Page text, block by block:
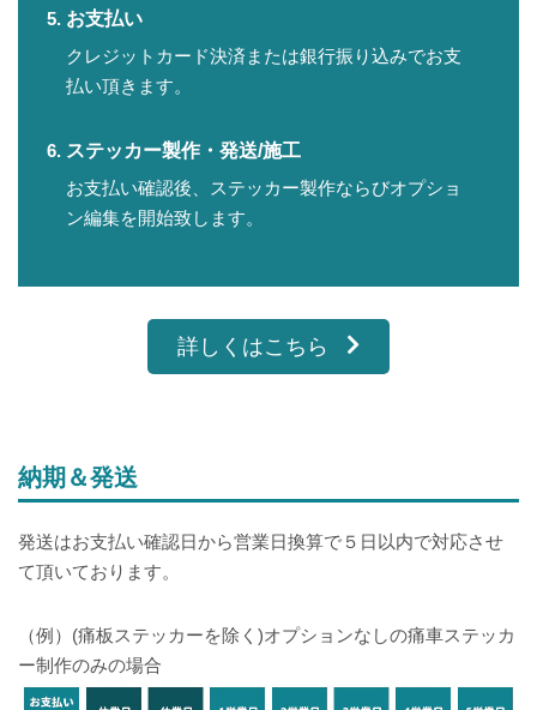
お支払い
クレジットカード決済または銀行振り込みでお支
払い頂きます。
ステッカー製作・発送/施工
お支払い確認後、ステッカー製作ならびオプショ
ン編集を開始致します。
詳しくはこちら
納期＆発送
発送はお支払い確認日から営業日換算で５日以内で対応させ
て頂いております。
（例）(痛板ステッカーを除く)オプションなしの痛車ステッカ
ー制作のみの場合